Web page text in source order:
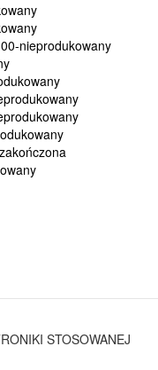
nieprodukowany
STOSOWANEJ